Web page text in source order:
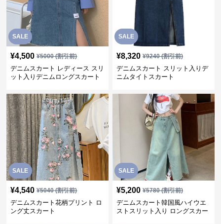
SALE
¥4,500 ¥5000(割引前)
デニムスカート レディース スリ
ット入りデニムロングスカート
SALE
¥8,320 ¥9240(割引前)
デニムスカート スリット入りデ
ニムタイトスカート
SALE
¥4,540 ¥5040(割引前)
デニムスカート花柄プリント ロ
ング丈スカート
SALE
¥5,200 ¥5780(割引前)
デニムスカート韓国風ハイウエ
ストスリット入り ロングスカー